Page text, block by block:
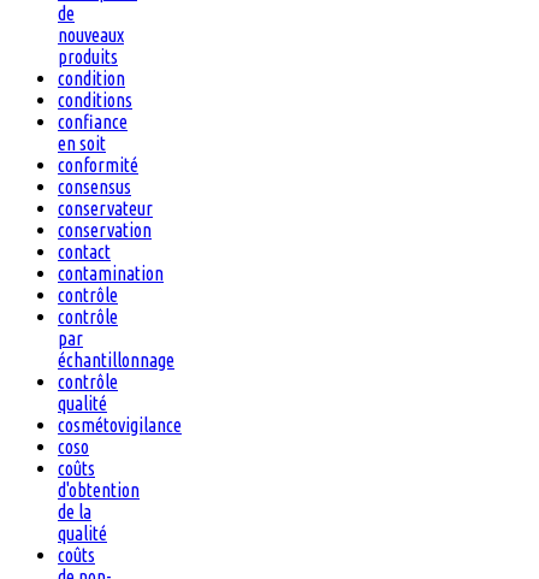
de
nouveaux
produits
condition
conditions
confiance
en soit
conformité
consensus
conservateur
conservation
contact
contamination
contrôle
contrôle
par
échantillonnage
contrôle
qualité
cosmétovigilance
coso
coûts
d'obtention
de la
qualité
coûts